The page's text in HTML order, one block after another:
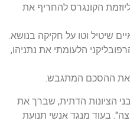
הקונגרס להחריף את
שיטיל וטו על חקיקה בנושא.
הלעומתי את נתניהו,
את ההסכם המתגבש.
פורסם מכתב של 60 מרבני הציונות הדתית, שברך את
בעוד מנגד אנשי תנועת